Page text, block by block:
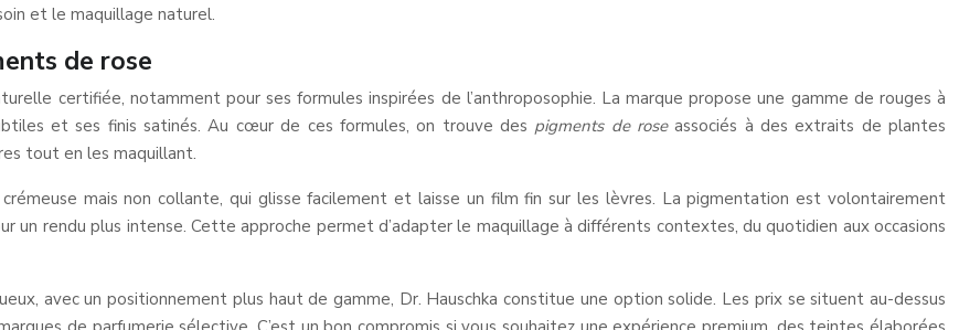
et le maquillage naturel.
de rose
certifiée, notamment pour ses formules inspirées de l’anthroposophie. La marque propose une gamme de rouges à
et ses finis satinés. Au cœur de ces formules, on trouve des pigments de roseassociés à des extraits de plantes
tout en les maquillant.
mais non collante, qui glisse facilement et laisse un film fin sur les lèvres. La pigmentation est volontairement
un rendu plus intense. Cette approche permet d’adapter le maquillage à différents contextes, du quotidien aux occasions
avec un positionnement plus haut de gamme, Dr. Hauschka constitue une option solide. Les prix se situent au-dessus